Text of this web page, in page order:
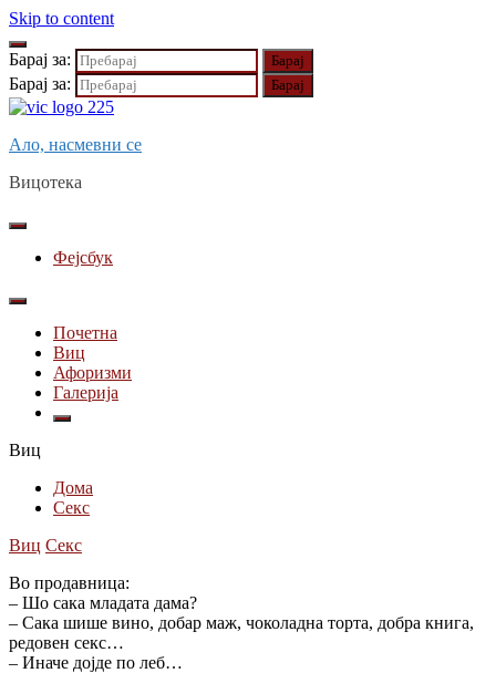
Skip to content
Барај за:
Барај за:
Ало, насмевни се
Вицотека
Фејсбук
Почетна
Виц
Афоризми
Галерија
Виц
Дома
Секс
Виц Секс
Во продавница:
– Шо сака младата дама?
– Сака шише вино, добар маж, чоколадна торта, добра книга,
редовен секс…
– Иначе дојде по леб…